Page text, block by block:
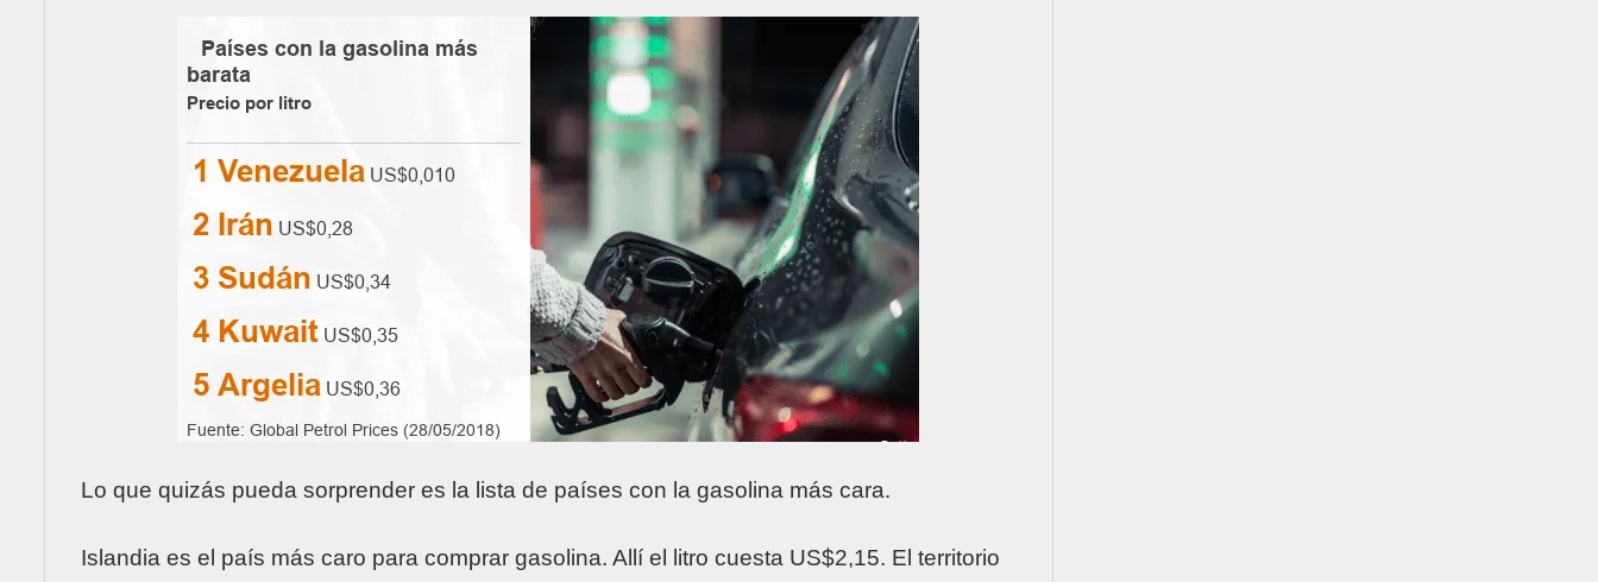
Lo que quizás pueda sorprender es la lista de países con la gasolina más cara.
Islandia es el país más caro para comprar gasolina. Allí el litro cuesta US$2,15. El territorio